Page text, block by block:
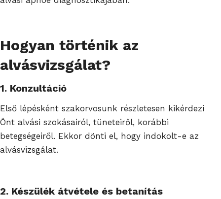
Hogyan történik az
alvásvizsgálat?
1. Konzultáció
Első lépésként szakorvosunk részletesen kikérdezi
Önt alvási szokásairól, tüneteiről, korábbi
betegségeiről. Ekkor dönti el, hogy indokolt-e az
alvásvizsgálat.
2. Készülék átvétele és betanítás